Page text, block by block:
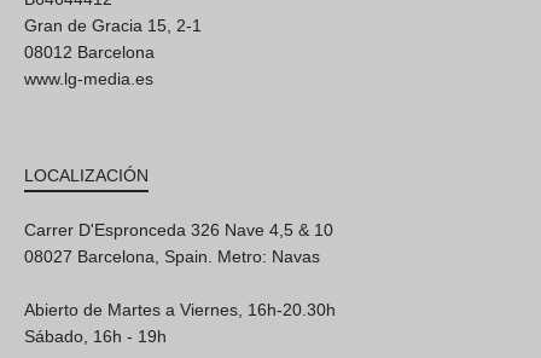
Gran de Gracia 15, 2-1
08012 Barcelona
www.lg-media.es
LOCALIZACIÓN
Carrer D'Espronceda 326 Nave 4,5 & 10
08027 Barcelona, Spain. Metro: Navas
Abierto de Martes a Viernes, 16h-20.30h
Sábado, 16h - 19h